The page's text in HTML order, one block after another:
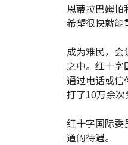
恩蒂拉巴姆帕
希望很快就能
成为难民，会
之中。红十字
通过电话或信
打了10万余次
红十字国际委
道的待遇。